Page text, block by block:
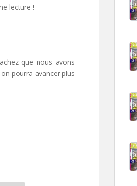
lecture !
que nous avons
pourra avancer plus